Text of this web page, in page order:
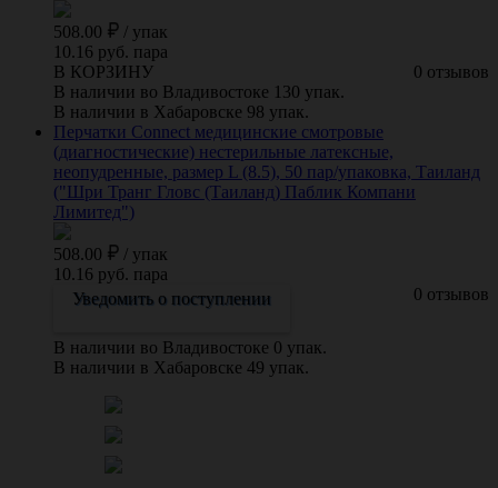
508.00 / упак
10.16 руб. пара
0 отзывов
В КОРЗИНУ
В наличии во Владивостоке 130 упак.
В наличии в Хабаровске 98 упак.
Перчатки Connect медицинские смотровые
(диагностические) нестерильные латексные,
неопудренные, размер L (8.5), 50 пар/упаковка, Таиланд
("Шри Транг Гловс (Таиланд) Паблик Компани
Лимитед")
508.00 / упак
10.16 руб. пара
0 отзывов
Уведомить о поступлении
В наличии во Владивостоке 0 упак.
В наличии в Хабаровске 49 упак.